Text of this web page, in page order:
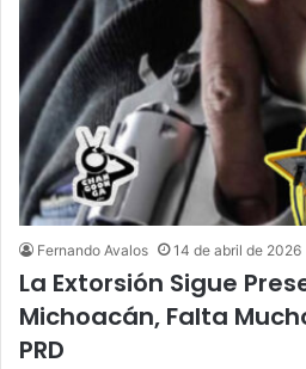
Fernando Avalos 14 de abril de 2026
La Extorsión Sigue
Michoacán, Falta
PRD